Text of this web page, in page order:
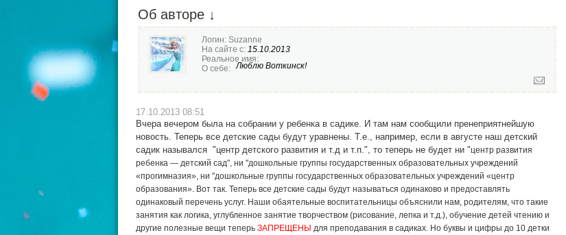
Об авторе ↓
Логин: Suzanne
На сайте с: 15.10.2013
Реальное имя:
О себе: Люблю Воткинск!
17.10.2013 08:51
Вчера вечером была на собрании у ребенка в садике. И там нам сообщили пренеприятнейшую
новость. Теперь все детские сады будут уравнены. Т.е., например, если в августе наш детский
садик назывался "центр детского развития и т.д и т.п.", то теперь не будет ни "центр развития
ребенка — детский сад", ни "дошкольные группы государственных образовательных учреждений
«прогимназия», ни "дошкольные группы государственных образовательных учреждений «центр
образования». Вот так. Теперь все детские сады будут называться одинаково и предоставлять
одинаковый перечень услуг. Наши обаятельные воспитательницы объяснили нам, родителям, что такие
занятия как логика, углубленное занятие творчеством (рисование, лепка и т.д.), обучение детей чтению и
другие полезные вещи теперь ЗАПРЕЩЕНЫ для преподавания в садиках. Но буквы и цифры до 10 детки